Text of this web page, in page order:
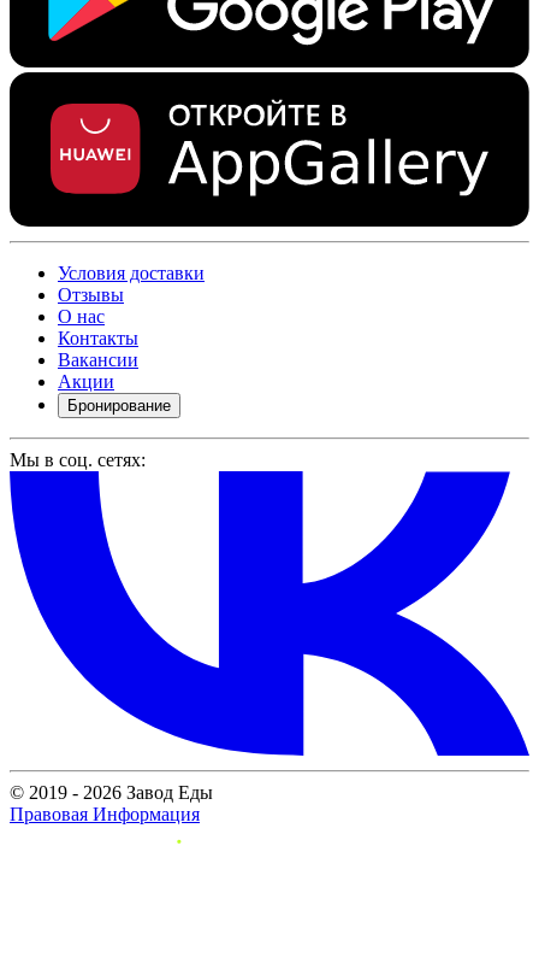
Условия доставки
Отзывы
О нас
Контакты
Вакансии
Акции
Бронирование
Мы в соц. сетях:
© 2019 - 2026 Завод Еды
Правовая Информация